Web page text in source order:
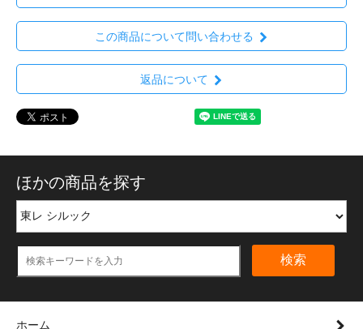
この商品について問い合わせる
返品について
ほかの商品を探す
検索
ホーム